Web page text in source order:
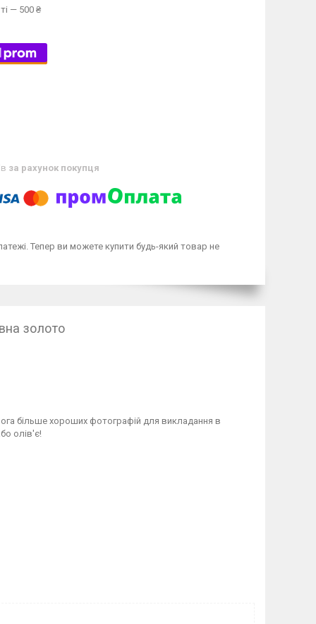
— 500 ₴
за рахунок покупця
Тепер ви можете купити будь-який товар не
золото
більше хороших фотографій для викладання в
олів'є!